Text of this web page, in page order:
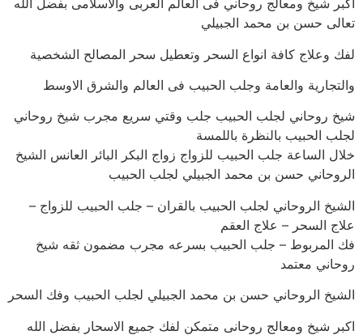
اكبر شيخ ومعالج روحاني فى العالم العربى والاسلامى بفضل الله
تعالى حسن بن محمد الجبيلي
لفك وعلاج كافة انواع السحر وتعطيل سحر المصالح الشخصية
والتجارية والعامة وجلب الحبيب فى العالم والشرق الاوسط
شيخ روحاني لجلب الحبيب جلب وقتي سريع مجرب شيخ روحاني
لجلب الحبيب بالنظرة باللمسة
خلال الساعة جلب الحبيب للزواج زواج البكر البائر العانس الشيخ
الروحاني حسن بن محمد الجبيلي لجلب الحبيب
الشيخ الروحاني لجلب الحبيب بالقران – جلب الحبيب للزواج –
علاج السحر – علاج العقم
فك المربوط – جلب الحبيب بسرعه مجرب مضمون ثقه شيخ
روحاني معتمد
الشيخ الروحاني حسن بن محمد الجبيلي لجلب الحبيب وفك السحر
اكبر شيخ ومعالج روحانى متمكن لفك جميع الاسحار بفضل الله